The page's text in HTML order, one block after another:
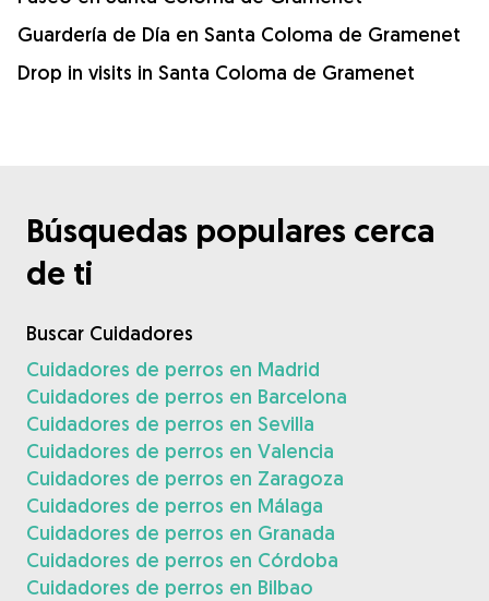
Guardería de Día en Santa Coloma de Gramenet
Drop in visits in Santa Coloma de Gramenet
Búsquedas populares cerca
de ti
Buscar Cuidadores
Cuidadores de perros en Madrid
Cuidadores de perros en Barcelona
Cuidadores de perros en Sevilla
Cuidadores de perros en Valencia
Cuidadores de perros en Zaragoza
Cuidadores de perros en Málaga
Cuidadores de perros en Granada
Cuidadores de perros en Córdoba
Cuidadores de perros en Bilbao